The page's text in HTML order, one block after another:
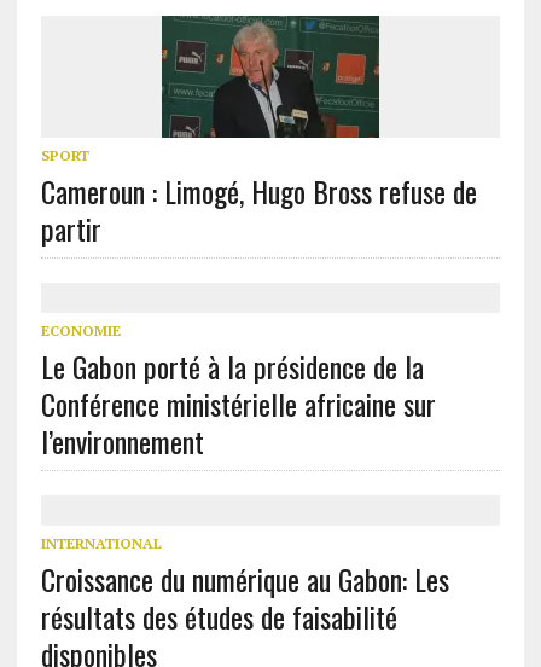
SPORT
Cameroun : Limogé, Hugo Bross refuse de
partir
ECONOMIE
Le Gabon porté à la présidence de la
Conférence ministérielle africaine sur
l’environnement
INTERNATIONAL
Croissance du numérique au Gabon: Les
résultats des études de faisabilité
disponibles